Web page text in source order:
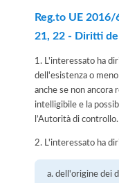
Reg.to UE
21, 22 - Diritti
1. L'interessato ha
dell'esistenza o
anche se non ancora
intelligibile e la
l’Autorità di controllo.
2. L'interessato ha
dell'origine dei